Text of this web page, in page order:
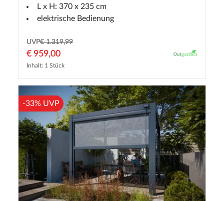
L x H: 370 x 235 cm
elektrische Bedienung
UVP€ 1.319,99
€ 959,00
Inhalt: 1 Stück
-33% UVP